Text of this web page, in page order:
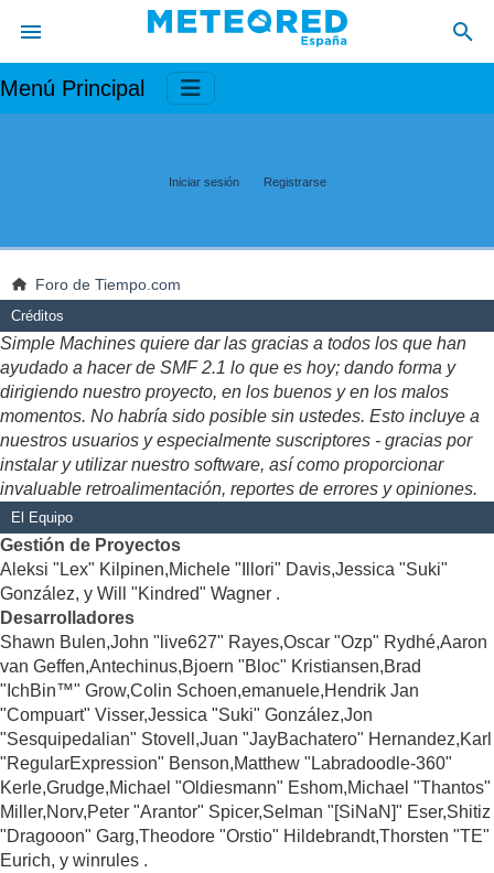
Menú Principal
Iniciar sesión Registrarse
Foro de Tiempo.com
Créditos
Simple Machines quiere dar las gracias a todos los que han
ayudado a hacer de SMF 2.1 lo que es hoy; dando forma y
dirigiendo nuestro proyecto, en los buenos y en los malos
momentos. No habría sido posible sin ustedes. Esto incluye a
nuestros usuarios y especialmente suscriptores - gracias por
instalar y utilizar nuestro software, así como proporcionar
invaluable retroalimentación, reportes de errores y opiniones.
El Equipo
Gestión de Proyectos
Aleksi "Lex" Kilpinen,Michele "Illori" Davis,Jessica "Suki"
González, y Will "Kindred" Wagner .
Desarrolladores
Shawn Bulen,John "live627" Rayes,Oscar "Ozp" Rydhé,Aaron
van Geffen,Antechinus,Bjoern "Bloc" Kristiansen,Brad
"IchBin™" Grow,Colin Schoen,emanuele,Hendrik Jan
"Compuart" Visser,Jessica "Suki" González,Jon
"Sesquipedalian" Stovell,Juan "JayBachatero" Hernandez,Karl
"RegularExpression" Benson,Matthew "Labradoodle-360"
Kerle,Grudge,Michael "Oldiesmann" Eshom,Michael "Thantos"
Miller,Norv,Peter "Arantor" Spicer,Selman "[SiNaN]" Eser,Shitiz
"Dragooon" Garg,Theodore "Orstio" Hildebrandt,Thorsten "TE"
Eurich, y winrules .